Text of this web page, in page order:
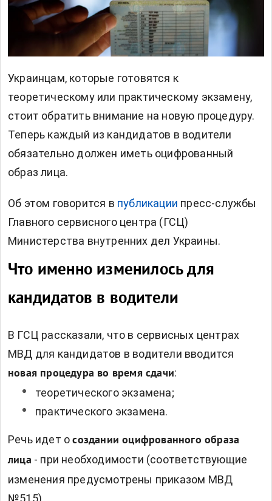
Украинцам, которые готовятся к
теоретическому или практическому экзамену,
стоит обратить внимание на новую процедуру.
Теперь каждый из кандидатов в водители
обязательно должен иметь оцифрованный
образ лица.
Об этом говорится в публикации пресс-службы
Главного сервисного центра (ГСЦ)
Министерства внутренних дел Украины.
Что именно изменилось для
кандидатов в водители
В ГСЦ рассказали, что в сервисных центрах
МВД для кандидатов в водители вводится
новая процедура во время сдачи:
теоретического экзамена;
практического экзамена.
Речь идет о создании оцифрованного образа
лица - при необходимости (соответствующие
изменения предусмотрены приказом МВД